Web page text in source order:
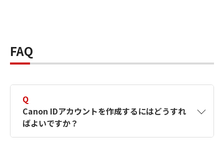
FAQ
Q
Canon IDアカウントを作成するにはどうすれ
ばよいですか？